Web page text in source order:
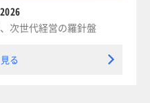
次世代経営の羅針盤
る